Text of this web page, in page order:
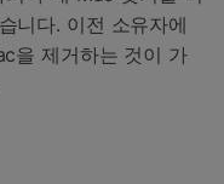
니다. 이전 소유자에
을 제거하는 것이 가